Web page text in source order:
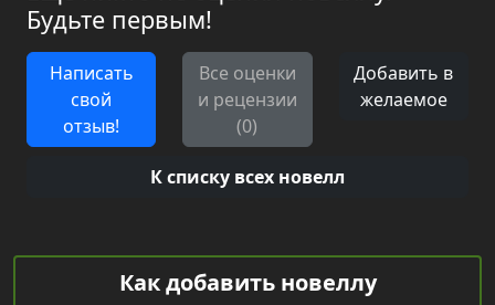
Будьте первым!
Написать
свой
отзыв!
Все оценки
и рецензии
(0)
Добавить в
желаемое
К списку всех новелл
Как добавить новеллу